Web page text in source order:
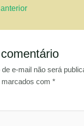
e-mail não será
marcados com*